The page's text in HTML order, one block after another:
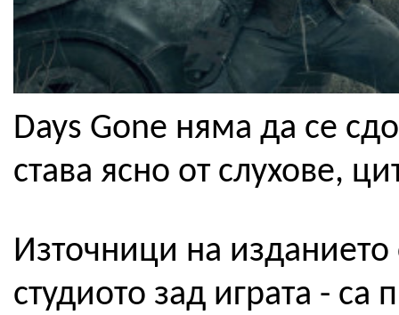
Days Gone няма да се
става ясно от слухове,
Източници на изданието
студиото зад играта -